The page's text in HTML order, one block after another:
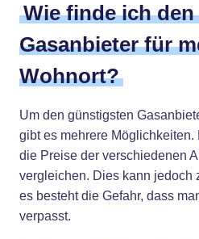
Wie finde ich
Gasanbieter für
Wohnort?
Um den günstigsten
gibt es mehrere
die Preise der verschiedenen
vergleichen. Dies kann jedoch
es besteht die Gefahr, dass
verpasst.